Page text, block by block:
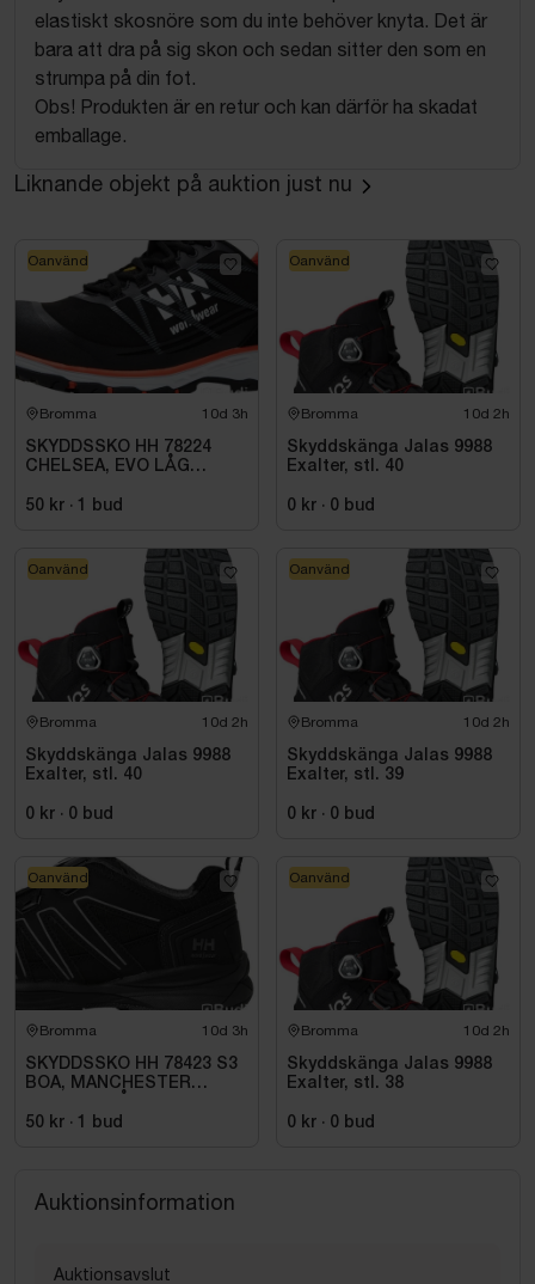
elastiskt skosnöre som du inte behöver knyta. Det är
bara att dra på sig skon och sedan sitter den som en
strumpa på din fot.
Obs! Produkten är en retur och kan därför ha skadat
emballage.
Liknande objekt på auktion just nu
Bromma 10d 3h
SKYDDSSKO HH 78224
CHELSEA, EVO LÅG
40
50 kr · 1 bud
Oanvänd
Bromma 10d 2h
Skyddskänga Jalas 9988
Exalter, stl. 40
0 kr · 0 bud
Oanvänd
Bromma 10d 2h
Skyddskänga Jalas 9988
Exalter, stl. 40
0 kr · 0 bud
Oanvänd
Bromma 10d 2h
Skyddskänga Jalas 9988
Exalter, stl. 39
0 kr · 0 bud
Oanvänd
Bromma 10d 3h
SKYDDSSKO HH 78423 S3
BOA, MANCHESTER
50 kr · 1 bud
Oanvänd
Bromma 10d 2h
Skyddskänga Jalas 9988
Exalter, stl. 38
0 kr · 0 bud
Oanvänd
Auktionsinformation
Auktionsavslut